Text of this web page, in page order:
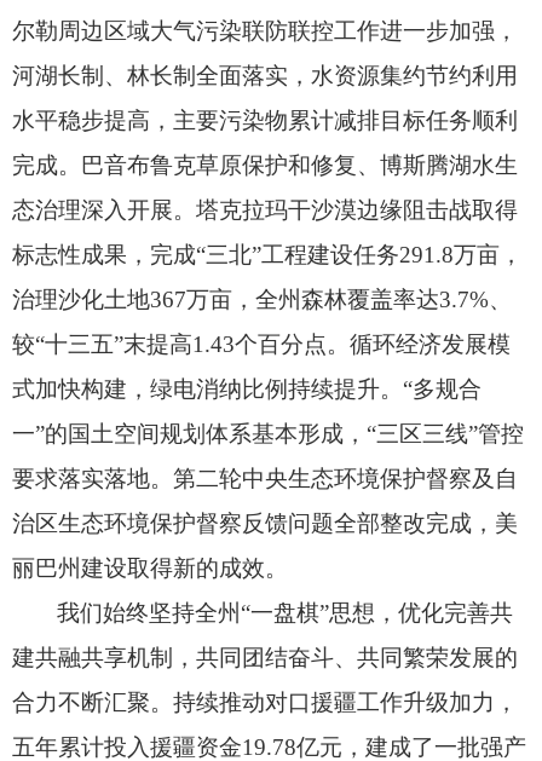
尔勒周边区域大气污染联防联控工作进一步加强，
河湖长制、 林长制全面落实， 水资源集约节约利用
水平稳步提高， 主要污染物累计减排目标任务顺利
完成。
巴音布鲁克草原保护和修复、 博斯腾湖水生
态治理深入开展。 塔克拉玛干沙漠边缘阻击战取得
标志性成果， 完成“三北”工程建设任务291.8万亩，
治理沙化土地367万亩， 全州森林覆盖率达3.7%、
较“十三五”末提高1.43个百分点。 循环经济发展模
式加快构建， 绿电消纳比例持续提升。 “多规合
一”的国土空间规划体系基本形成， “三区三线”管控
要求落实落地。 第二轮中央生态环境保护督察及自
治区生态环境保护督察反馈问题全部整改完成， 美
丽巴州建设取得新的成效。
我们始终坚持全州“一盘棋”思想，优化完善共
建共融共享机制， 共同团结奋斗、 共同繁荣发展的
合力不断汇聚。 持续推动对口援疆工作升级加力，
五年累计投入援疆资金19.78亿元， 建成了一批强产